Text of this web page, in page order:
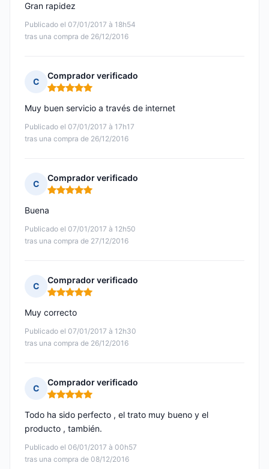
Publicado el 07/01/2017 à 18h54
tras una compra de 26/12/2016
Gran rapidez
C
Comprador verificado
Nota: 5 de 5
Publicado el 07/01/2017 à 17h17
tras una compra de 26/12/2016
Muy buen servicio a través de internet
C
Comprador verificado
Nota: 5 de 5
Publicado el 07/01/2017 à 12h50
tras una compra de 27/12/2016
Buena
C
Comprador verificado
Nota: 5 de 5
Publicado el 07/01/2017 à 12h30
tras una compra de 26/12/2016
Muy correcto
C
Comprador verificado
Nota: 5 de 5
Publicado el 06/01/2017 à 00h57
tras una compra de 08/12/2016
Todo ha sido perfecto , el trato muy bueno y el
producto , también.